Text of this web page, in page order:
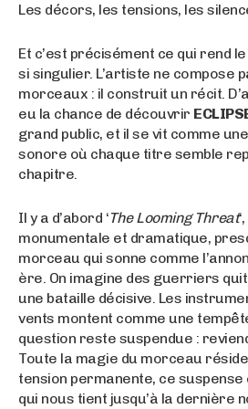
Les décors, les tensions, les
Et c’est précisément ce qui rend
si singulier. L’artiste ne compose
morceaux : il construit un récit.
eu la chance de découvrir
grand public, et il se vit comme
sonore où chaque titre semble
chapitre.
Il y a d’abord ‘The Looming Threat
monumentale et dramatique,
morceau qui sonne comme
ère. On imagine des guerriers
une bataille décisive. Les
vents montent comme une
question reste suspendue :
Toute la magie du morceau
tension permanente, ce
qui nous tient jusqu’à la dernière